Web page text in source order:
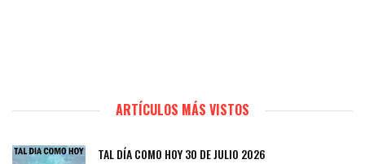
ARTÍCULOS MÁS VISTOS
TAL DÍA COMO HOY 30 DE JULIO 2026